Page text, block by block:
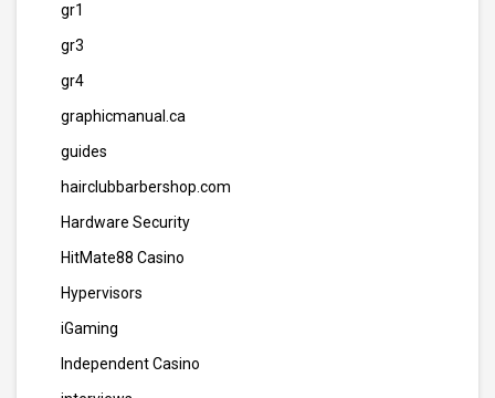
gr1
gr3
gr4
graphicmanual.ca
guides
hairclubbarbershop.com
Hardware Security
HitMate88 Casino
Hypervisors
iGaming
Independent Casino